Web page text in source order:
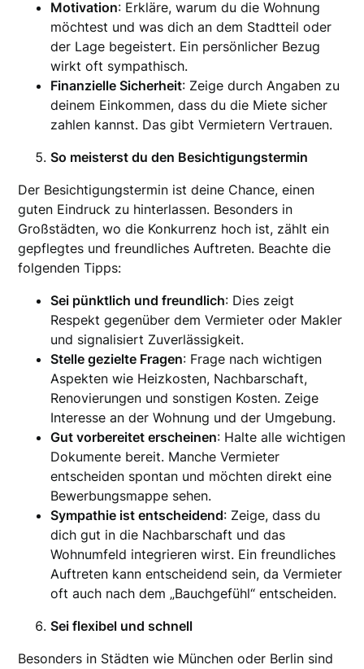
Motivation: Erkläre, warum du die Wohnung
möchtest und was dich an dem Stadtteil oder
der Lage begeistert. Ein persönlicher Bezug
wirkt oft sympathisch.
Finanzielle Sicherheit: Zeige durch Angaben zu
deinem Einkommen, dass du die Miete sicher
zahlen kannst. Das gibt Vermietern Vertrauen.
So meisterst du den Besichtigungstermin
Der Besichtigungstermin ist deine Chance, einen
guten Eindruck zu hinterlassen. Besonders in
Großstädten, wo die Konkurrenz hoch ist, zählt ein
gepflegtes und freundliches Auftreten. Beachte die
folgenden Tipps:
Sei pünktlich und freundlich: Dies zeigt
Respekt gegenüber dem Vermieter oder Makler
und signalisiert Zuverlässigkeit.
Stelle gezielte Fragen: Frage nach wichtigen
Aspekten wie Heizkosten, Nachbarschaft,
Renovierungen und sonstigen Kosten. Zeige
Interesse an der Wohnung und der Umgebung.
Gut vorbereitet erscheinen: Halte alle wichtigen
Dokumente bereit. Manche Vermieter
entscheiden spontan und möchten direkt eine
Bewerbungsmappe sehen.
Sympathie ist entscheidend: Zeige, dass du
dich gut in die Nachbarschaft und das
Wohnumfeld integrieren wirst. Ein freundliches
Auftreten kann entscheidend sein, da Vermieter
oft auch nach dem „Bauchgefühl“ entscheiden.
Sei flexibel und schnell
Besonders in Städten wie München oder Berlin sind